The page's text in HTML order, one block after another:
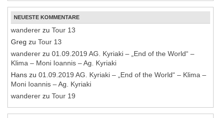
NEUESTE KOMMENTARE
wanderer zu Tour 13
Greg zu Tour 13
wanderer zu 01.09.2019 AG. Kyriaki – „End of the World“ –
Klima – Moni Ioannis – Ag. Kyriaki
Hans zu 01.09.2019 AG. Kyriaki – „End of the World“ – Klima –
Moni Ioannis – Ag. Kyriaki
wanderer zu Tour 19